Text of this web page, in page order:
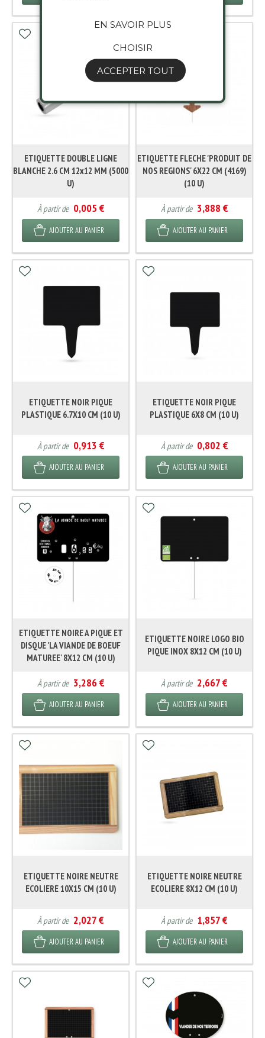
ETIQUETTE DOUBLE LIGNE
BLANCHE 2.6 CM 12x12 MM (5000
U)
À partir de 0,005 €
AJOUTER AU PANIER
ETIQUETTE FLECHE 'PRODUIT DE
NOS REGIONS' 6X22 CM (4169)
(10 U)
À partir de 3,888 €
AJOUTER AU PANIER
ETIQUETTE NOIR PIQUE
PLASTIQUE 6.7X10 CM (10 U)
À partir de 0,913 €
AJOUTER AU PANIER
ETIQUETTE NOIR PIQUE
PLASTIQUE 6X8 CM (10 U)
À partir de 0,802 €
AJOUTER AU PANIER
ETIQUETTE NOIRE A PIQUE ET
DISQUE 'LA VIANDE DE BOEUF
MATUREE' 8X12 CM (10 U)
À partir de 3,286 €
AJOUTER AU PANIER
ETIQUETTE NOIRE LOGO BIO
PIQUE INOX 8X12 CM (10 U)
À partir de 2,667 €
AJOUTER AU PANIER
ETIQUETTE NOIRE NEUTRE
ECOLIERE 10X15 CM (10 U)
À partir de 2,027 €
AJOUTER AU PANIER
ETIQUETTE NOIRE NEUTRE
ECOLIERE 8X12 CM (10 U)
À partir de 1,857 €
AJOUTER AU PANIER
EN SAVOIR PLUS
CHOISIR
ACCEPTER TOUT